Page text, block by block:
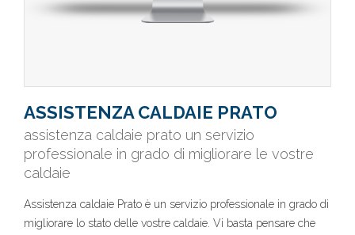
ASSISTENZA CALDAIE PRATO
assistenza caldaie prato un servizio
professionale in grado di migliorare le vostre
caldaie
Assistenza caldaie Prato è un servizio professionale in grado di
migliorare lo stato delle vostre caldaie. Vi basta pensare che